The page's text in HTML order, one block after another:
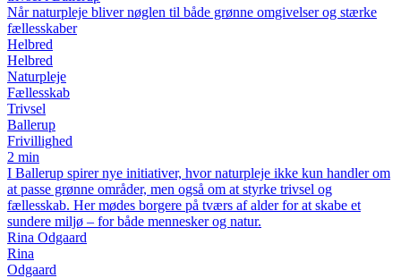
Når naturpleje bliver nøglen til både grønne omgivelser og stærke
fællesskaber
Helbred
Helbred
Naturpleje
Fællesskab
Trivsel
Ballerup
Frivillighed
2 min
I Ballerup spirer nye initiativer, hvor naturpleje ikke kun handler om
at passe grønne områder, men også om at styrke trivsel og
fællesskab. Her mødes borgere på tværs af alder for at skabe et
sundere miljø – for både mennesker og natur.
Rina Odgaard
Rina
Odgaard